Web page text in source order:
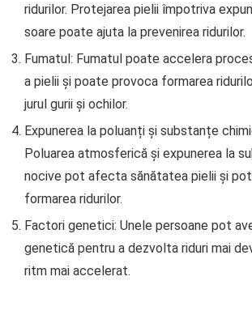
ridurilor. Protejarea pielii împotriva
soare poate ajuta la prevenirea ridurilor.
Fumatul: Fumatul poate accelera
a pielii și poate provoca formarea
jurul gurii și ochilor.
Expunerea la poluanți și substanțe
Poluarea atmosferică și expunerea la
nocive pot afecta sănătatea pielii și
formarea ridurilor.
Factori genetici: Unele persoane pot
genetică pentru a dezvolta riduri mai
ritm mai accelerat.